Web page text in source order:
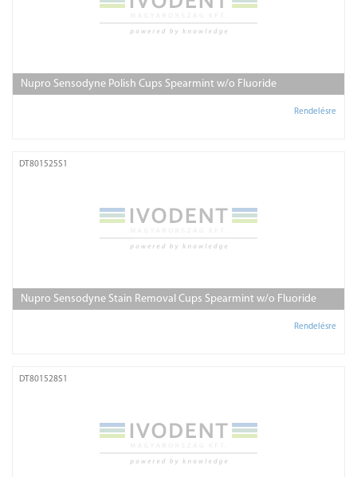
Nupro Sensodyne Polish Cups Spearmint w/o Fluoride
Rendelésre
DT801525S1
Nupro Sensodyne Stain Removal Cups Spearmint w/o Fluoride
Rendelésre
DT801528S1